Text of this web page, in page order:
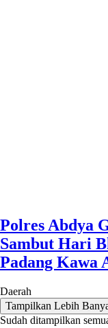
Polres Abdya
Sambut Hari
Padang Kawa
Daerah
Tampilkan Lebih
Sudah ditampilkan